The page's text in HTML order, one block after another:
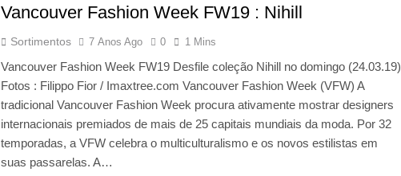
Vancouver Fashion Week FW19 : Nihill
Sortimentos 7 Anos Ago 0 1 Mins
Vancouver Fashion Week FW19 Desfile coleção Nihill no domingo (24.03.19)
Fotos : Filippo Fior / Imaxtree.com Vancouver Fashion Week (VFW) A
tradicional Vancouver Fashion Week procura ativamente mostrar designers
internacionais premiados de mais de 25 capitais mundiais da moda. Por 32
temporadas, a VFW celebra o multiculturalismo e os novos estilistas em
suas passarelas. A…